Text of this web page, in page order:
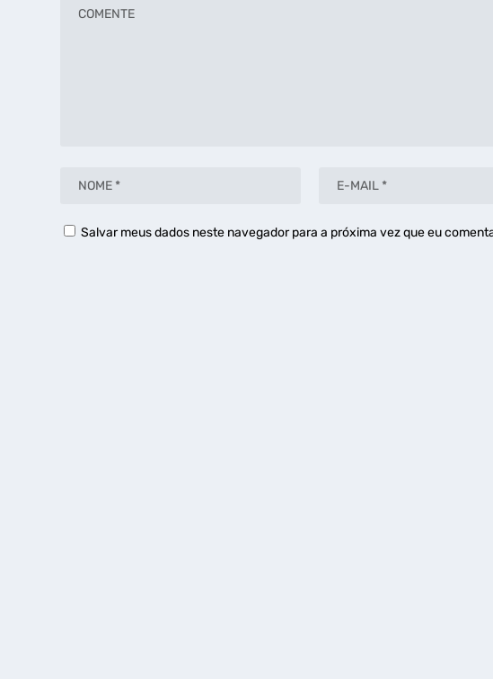
Salvar meus dados neste navegador para a próxima vez que eu